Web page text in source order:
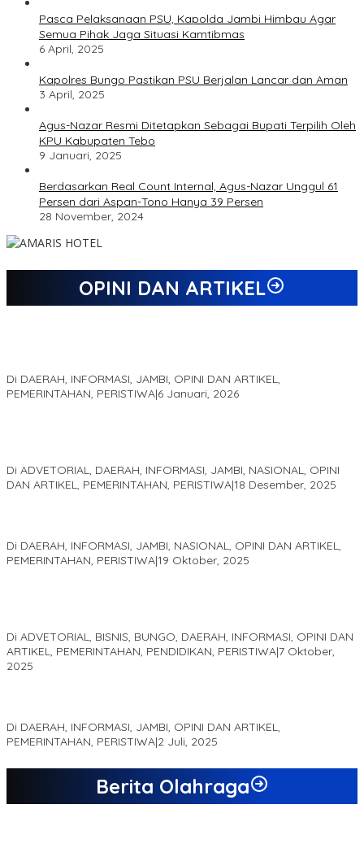
Pasca Pelaksanaan PSU, Kapolda Jambi Himbau Agar
Semua Pihak Jaga Situasi Kamtibmas
6 April, 2025
Kapolres Bungo Pastikan PSU Berjalan Lancar dan Aman
3 April, 2025
Agus-Nazar Resmi Ditetapkan Sebagai Bupati Terpilih Oleh
KPU Kabupaten Tebo
9 Januari, 2025
Berdasarkan Real Count Internal, Agus-Nazar Unggul 61
Persen dari Aspan-Tono Hanya 39 Persen
28 November, 2024
OPINI DAN ARTIKEL
Di DAERAH, INFORMASI, JAMBI, OPINI DAN ARTIKEL,
PEMERINTAHAN, PERISTIWA|6 Januari, 2026
Di ADVETORIAL, DAERAH, INFORMASI, JAMBI, NASIONAL, OPINI
DAN ARTIKEL, PEMERINTAHAN, PERISTIWA|18 Desember, 2025
Di DAERAH, INFORMASI, JAMBI, NASIONAL, OPINI DAN ARTIKEL,
PEMERINTAHAN, PERISTIWA|19 Oktober, 2025
Di ADVETORIAL, BISNIS, BUNGO, DAERAH, INFORMASI, OPINI DAN
ARTIKEL, PEMERINTAHAN, PENDIDIKAN, PERISTIWA|7 Oktober,
2025
Di DAERAH, INFORMASI, JAMBI, OPINI DAN ARTIKEL,
PEMERINTAHAN, PERISTIWA|2 Juli, 2025
Berita Olahraga